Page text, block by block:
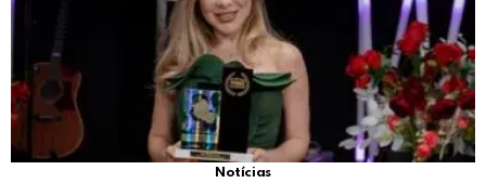
Notícias